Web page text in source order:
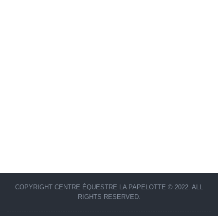
COPYRIGHT CENTRE ÉQUESTRE LA PAPELOTTE © 2022. ALL
RIGHTS RESERVED.